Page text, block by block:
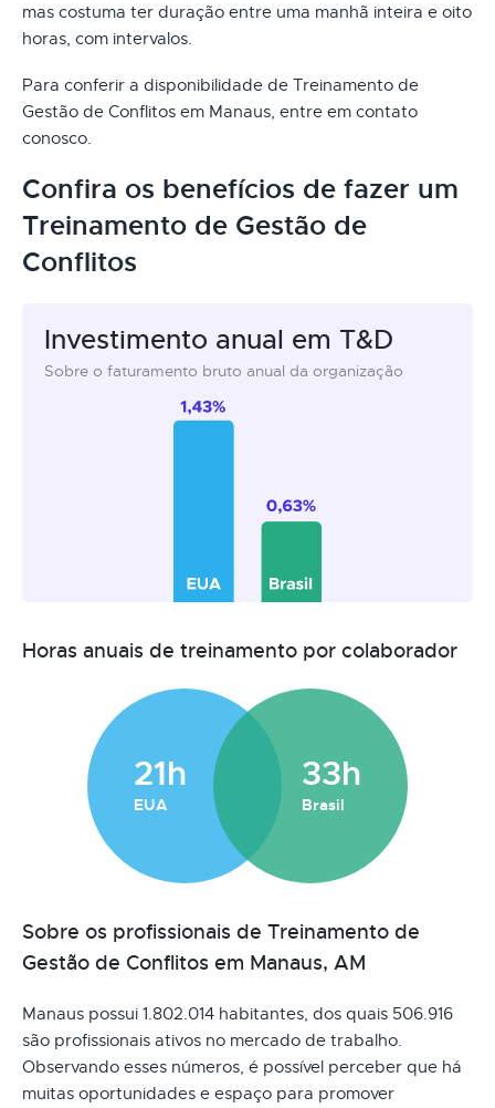
mas costuma ter duração entre uma manhã inteira e oito
horas, com intervalos.
Para conferir a disponibilidade de Treinamento de
Gestão de Conflitos em Manaus, entre em contato
conosco.
Confira os benefícios de fazer um
Treinamento de Gestão de
Conflitos
Investimento anual em T&D
Sobre o faturamento bruto anual da organização
Horas anuais de treinamento por colaborador
21h
EUA
33h
Brasil
Sobre os profissionais de Treinamento de
Gestão de Conflitos em Manaus, AM
Manaus possui 1.802.014 habitantes, dos quais 506.916
são profissionais ativos no mercado de trabalho.
Observando esses números, é possível perceber que há
muitas oportunidades e espaço para promover